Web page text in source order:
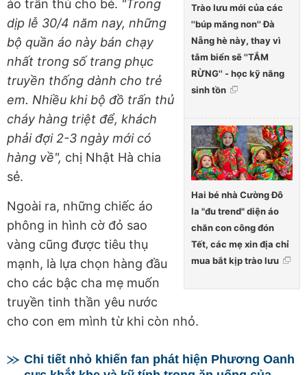
Trào lưu mới của các
''búp măng non'' Đà
Nẵng hè này, thay vì
tắm biển sẽ ''TẮM
RỪNG'' - học kỹ năng
sinh tồn
Hai bé nhà Cường Đô
la "đu trend" diện áo
chăn con công đón
Tết, các mẹ xin địa chỉ
mua bắt kịp trào lưu
áo trấn thủ cho bé. "Trong
dịp lễ 30/4 năm nay, những
bộ quần áo này bán chạy
nhất trong số trang phục
truyền thống dành cho trẻ
em. Nhiều khi bộ đồ trấn thủ
cháy hàng triệt để, khách
phải đợi 2-3 ngày mới có
hàng về", chị Nhật Hà chia
sẻ.
Ngoài ra, những chiếc áo
phông in hình cờ đỏ sao
vàng cũng được tiêu thụ
mạnh, là lựa chọn hàng đầu
cho các bậc cha mẹ muốn
truyền tinh thần yêu nước
cho con em mình từ khi còn nhỏ.
Chi tiết nhỏ khiến fan phát hiện Phương Oanh